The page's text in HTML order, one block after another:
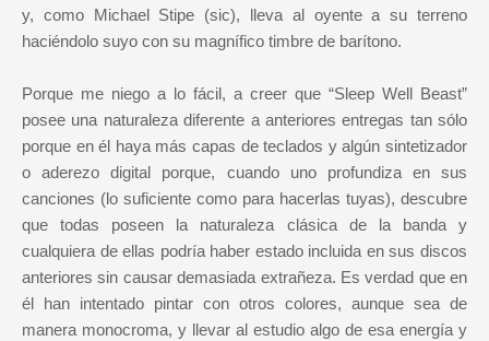
y, como Michael Stipe (sic), lleva al oyente a su terreno
haciéndolo suyo con su magnífico timbre de barítono.
Porque me niego a lo fácil, a creer que “Sleep Well Beast”
posee una naturaleza diferente a anteriores entregas tan sólo
porque en él haya más capas de teclados y algún sintetizador
o aderezo digital porque, cuando uno profundiza en sus
canciones (lo suficiente como para hacerlas tuyas), descubre
que todas poseen la naturaleza clásica de la banda y
cualquiera de ellas podría haber estado incluida en sus discos
anteriores sin causar demasiada extrañeza. Es verdad que en
él han intentado pintar con otros colores, aunque sea de
manera monocroma, y llevar al estudio algo de esa energía y